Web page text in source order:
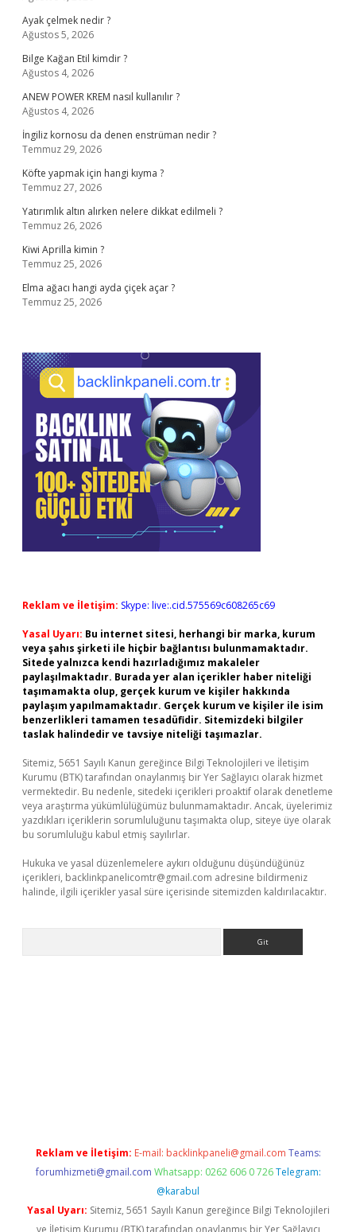
Ayak çelmek nedir ?
Ağustos 5, 2026
Bilge Kağan Etil kimdir ?
Ağustos 4, 2026
ANEW POWER KREM nasıl kullanılır ?
Ağustos 4, 2026
İngiliz kornosu da denen enstrüman nedir ?
Temmuz 29, 2026
Köfte yapmak için hangi kıyma ?
Temmuz 27, 2026
Yatırımlık altın alırken nelere dikkat edilmeli ?
Temmuz 26, 2026
Kiwi Aprilla kimin ?
Temmuz 25, 2026
Elma ağacı hangi ayda çiçek açar ?
Temmuz 25, 2026
Reklam ve İletişim: Skype: live:.cid.575569c608265c69
Yasal Uyarı: Bu internet sitesi, herhangi bir marka, kurum
veya şahıs şirketi ile hiçbir bağlantısı bulunmamaktadır.
Sitede yalnızca kendi hazırladığımız makaleler
paylaşılmaktadır. Burada yer alan içerikler haber niteliği
taşımamakta olup, gerçek kurum ve kişiler hakkında
paylaşım yapılmamaktadır. Gerçek kurum ve kişiler ile isim
benzerlikleri tamamen tesadüfidir. Sitemizdeki bilgiler
taslak halindedir ve tavsiye niteliği taşımazlar.
Sitemiz, 5651 Sayılı Kanun gereğince Bilgi Teknolojileri ve İletişim
Kurumu (BTK) tarafından onaylanmış bir Yer Sağlayıcı olarak hizmet
vermektedir. Bu nedenle, sitedeki içerikleri proaktif olarak denetleme
veya araştırma yükümlülüğümüz bulunmamaktadır. Ancak, üyelerimiz
yazdıkları içeriklerin sorumluluğunu taşımakta olup, siteye üye olarak
bu sorumluluğu kabul etmiş sayılırlar.
Hukuka ve yasal düzenlemelere aykırı olduğunu düşündüğünüz
içerikleri, backlinkpanelicomtr@gmail.com adresine bildirmeniz
halinde, ilgili içerikler yasal süre içerisinde sitemizden kaldırılacaktır.
Reklam ve İletişim: E-mail: backlinkpaneli@gmail.com Teams:
forumhizmeti@gmail.com Whatsapp: 0262 606 0 726 Telegram:
@karabul
Yasal Uyarı: Sitemiz, 5651 Sayılı Kanun gereğince Bilgi Teknolojileri
ve İletişim Kurumu (BTK) tarafından onaylanmış bir Yer Sağlayıcı